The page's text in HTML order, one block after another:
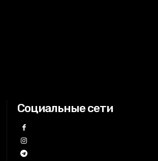
Социальные сети